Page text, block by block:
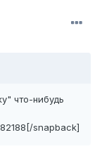
что-нибудь
82188[/snapback]